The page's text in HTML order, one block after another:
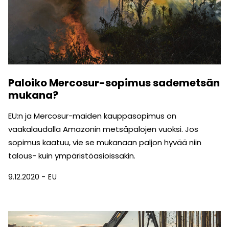
Paloiko Mercosur-sopimus sademetsän
mukana?
EU:n ja Mercosur-maiden kauppasopimus on
vaakalaudalla Amazonin metsäpalojen vuoksi. Jos
sopimus kaatuu, vie se mukanaan paljon hyvää niin
talous- kuin ympäristöasioissakin.
9.12.2020 EU